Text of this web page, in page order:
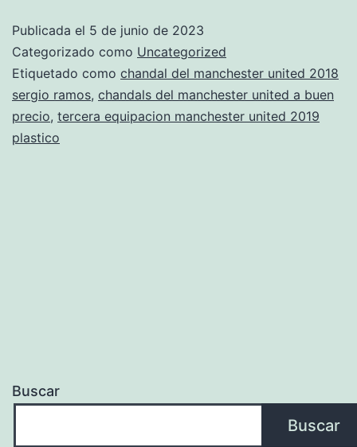
united
df
Publicada el 5 de junio de 2023
Categorizado como Uncategorized
Etiquetado como chandal del manchester united 2018
sergio ramos, chandals del manchester united a buen
precio, tercera equipacion manchester united 2019
plastico
Buscar
Buscar